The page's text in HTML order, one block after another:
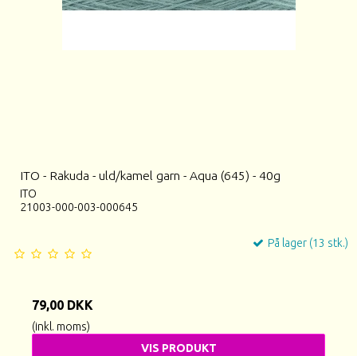
ITO - Rakuda - uld/kamel garn - Aqua (645) - 40g
ITO
21003-000-003-000645
På lager (13 stk.)
79,00 DKK
(inkl. moms)
VIS PRODUKT